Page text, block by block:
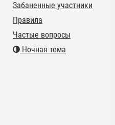
Забаненные участники
Правила
Частые вопросы
Ночная тема